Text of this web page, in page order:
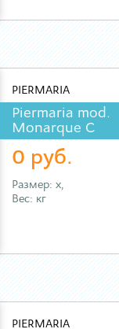
PIERMARIA
Piermaria mod.
Monarque C
0 руб.
Размер: х,
Вес: кг
PIERMARIA